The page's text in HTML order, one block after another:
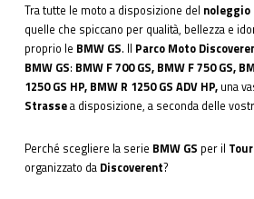
Tra tutte le moto a disposizione del noleggio
quelle che spiccano per qualità, bellezza e
proprio le BMW GS. Il Parco Moto
BMW GS: BMW F 700 GS, BMW F 750 GS,
1250 GS HP, BMW R 1250 GS ADV HP, una
Strassea disposizione, a seconda delle
Perché scegliere la serie BMW GS per il
organizzato da Discoverent?